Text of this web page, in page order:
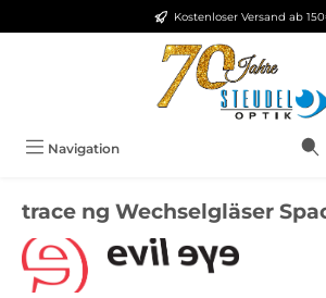
Zum Hauptinhalt springenKostenloser Versand ab
Navigation
trace ng Wechselgläser